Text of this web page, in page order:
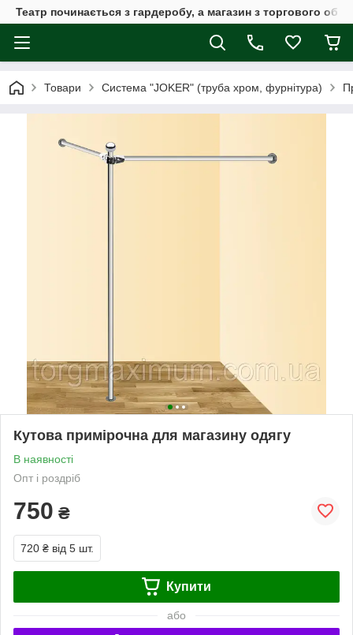
Театр починається з гардеробу, а магазин з торгового
Товари Система "JOKER" (труба хром, фурнітура)
Кутова примірочна для магазину одягу
В наявності
Опт і роздріб
750 ₴
720 ₴ від 5 шт.
Купити
або